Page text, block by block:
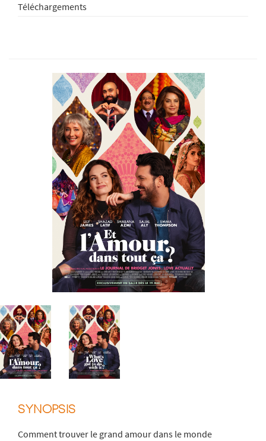
Téléchargements
SYNOPSIS
Comment trouver le grand amour dans le monde